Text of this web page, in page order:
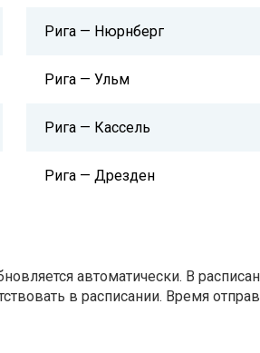
Рига — Нюрнберг
Рига — Ульм
Рига — Кассель
Рига — Дрезден
автоматически. В
в расписании. Время